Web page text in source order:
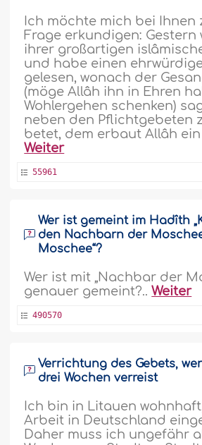
Ich möchte mich bei Ihnen
Frage erkundigen: Gestern
ihrer großartigen
und habe einen
gelesen, wonach der
(möge Allâh ihn in Ehren
Wohlergehen schenken)
neben den Pflichtgebeten
betet, dem erbaut Allâh ein
Weiter
55961
Wer ist gemeint im Hadîth
den Nachbarn der
Moschee“?
Wer ist mit „Nachbar der
genauer gemeint?..Weiter
490570
Verrichtung des Gebets,
drei Wochen verreist
Ich bin in Litauen
Arbeit in Deutschland
Daher muss ich ungefähr